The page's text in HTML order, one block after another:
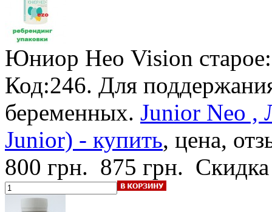
Юниор Нео Vision
Код:246. Для
беременных. Junior Neo
Junior) - купить, цена,
800 грн. 875 грн.